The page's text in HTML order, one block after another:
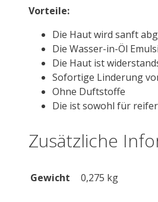
Vorteile:
Die Haut wird sanft
Die Wasser-in-Öl
Die Haut ist
Sofortige Linderung
Ohne Duftstoffe
Die ist sowohl für
Zusätzliche
Gewicht 0,275 kg